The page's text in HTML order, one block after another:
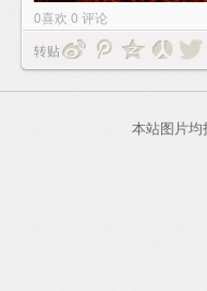
0喜欢 0 评论
转贴
本站图片均